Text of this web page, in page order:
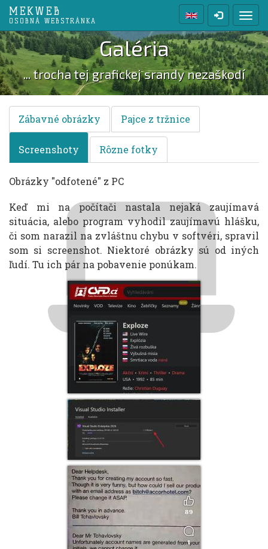
MEKWEB
OSOBNÁ WEBSTRÁNKA
Galéria
... trocha tej grafickej srandy nezaškodí
Zábavné obrázky Pajce z tržnice
Screenshoty Rôzne fotky
Obrázky "odfotené" z PC
Keď mi na počítači nastala nejaká zaujímavá
situácia, alebo program vyhodil zaujímavú hlášku,
či som narazil na zvláštnu chybu v softvéri, spravil
som si screenshot. Niektoré obrázky sú od iných
ľudí. Tu ich pár na pobavenie ponúkam.